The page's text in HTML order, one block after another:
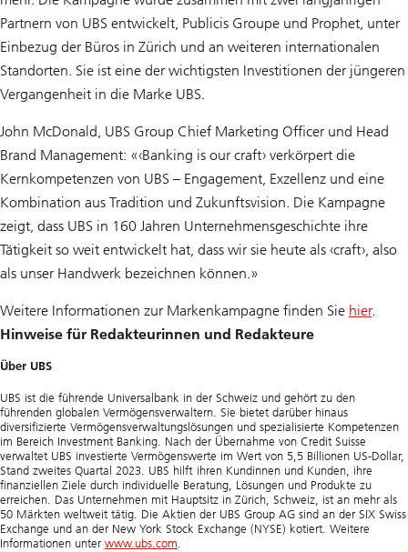
Partnern von UBS entwickelt, Publicis Groupe und Prophet, unter
Einbezug der Büros in Zürich und an weiteren internationalen
Standorten. Sie ist eine der wichtigsten Investitionen der jüngeren
Vergangenheit in die Marke UBS.
John McDonald, UBS Group Chief Marketing Officer und Head
Brand Management: «‹Banking is our craft› verkörpert die
Kernkompetenzen von UBS – Engagement, Exzellenz und eine
Kombination aus Tradition und Zukunftsvision. Die Kampagne
zeigt, dass UBS in 160 Jahren Unternehmensgeschichte ihre
Tätigkeit so weit entwickelt hat, dass wir sie heute als ‹craft›, also
als unser Handwerk bezeichnen können.»
Weitere Informationen zur Markenkampagne finden Sie hier.
Hinweise für Redakteurinnen und Redakteure
Über UBS
UBS ist die führende Universalbank in der Schweiz und gehört zu den
führenden globalen Vermögensverwaltern. Sie bietet darüber hinaus
diversifizierte Vermögensverwaltungslösungen und spezialisierte Kompetenzen
im Bereich Investment Banking. Nach der Übernahme von Credit Suisse
verwaltet UBS investierte Vermögenswerte im Wert von 5,5 Billionen US-Dollar,
Stand zweites Quartal 2023. UBS hilft ihren Kundinnen und Kunden, ihre
finanziellen Ziele durch individuelle Beratung, Lösungen und Produkte zu
erreichen. Das Unternehmen mit Hauptsitz in Zürich, Schweiz, ist an mehr als
50 Märkten weltweit tätig. Die Aktien der UBS Group AG sind an der SIX Swiss
Exchange und an der New York Stock Exchange (NYSE) kotiert. Weitere
Informationen unter www.ubs.com.